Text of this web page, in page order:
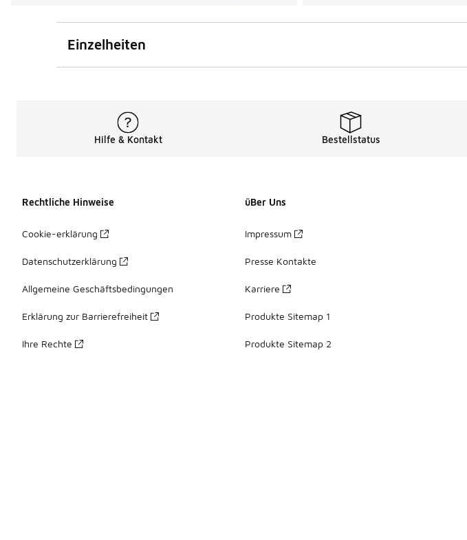
Einzelheiten
Hilfe & Kontakt Bestellstatus
Rechtliche Hinweise
Cookie-erklärung
Datenschutzerklärung
Allgemeine Geschäftsbedingungen
Erklärung zur Barrierefreiheit
Ihre Rechte
üBer Uns
Impressum
Presse Kontakte
Karriere
Produkte Sitemap 1
Produkte Sitemap 2